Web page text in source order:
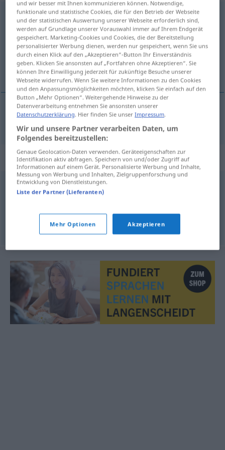
vorausahnen
Übersicht aller Übersetzungen
(Für mehr Details die Übersetzung anklicken/antippen)
pressentir
pressentir vorausahnen
Synonyme für "vorausahnen"
voraussehen,erwarten,(jemandem) schwanen
© OpenThesaurus.de
und wir besser mit Ihnen kommunizieren können. Notwendige,
funktionale und statistische Cookies, die für den Betrieb der Webseite
und der statistischen Auswertung unserer Webseite erforderlich sind,
werden auf Grundlage unserer Vorauswahl immer auf Ihrem Endgerät
gespeichert. Marketing-Cookies und Cookies, die der Bereitstellung
personalisierter Werbung dienen, werden nur gespeichert, wenn Sie uns
durch einen Klick auf den „Akzeptieren“-Button Ihr Einverständnis
geben. Klicken Sie ansonsten auf „Fortfahren ohne Akzeptieren“. Sie
können Ihre Einwilligung jederzeit für zukünftige Besuche unserer
Webseite widerrufen. Wenn Sie weitere Informationen zu den Cookies
und den Anpassungsmöglichkeiten möchten, klicken Sie einfach auf den
Button „Mehr Optionen“. Weitergehende Hinweise zu der
Datenverarbeitung entnehmen Sie ansonsten unserer
Datenschutzerklärung. Hier finden Sie unserImpressum.
Wir und unsere Partner verarbeiten Daten, um
Folgendes bereitzustellen:
Genaue Geolocation-Daten verwenden. Geräteeigenschaften zur
Identifikation aktiv abfragen. Speichern von und/oder Zugriff auf
Informationen auf einem Gerät. Personalisierte Werbung und Inhalte,
Messung von Werbung und Inhalten, Zielgruppenforschung und
Entwicklung von Dienstleistungen.
Liste der Partner (Lieferanten)
Mehr Optionen Akzeptieren